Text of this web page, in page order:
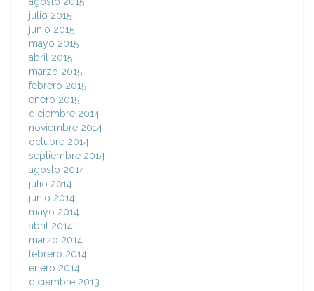
julio 2015
junio 2015
mayo 2015
abril 2015
marzo 2015
febrero 2015
enero 2015
diciembre 2014
noviembre 2014
octubre 2014
septiembre 2014
agosto 2014
julio 2014
junio 2014
mayo 2014
abril 2014
marzo 2014
febrero 2014
enero 2014
diciembre 2013